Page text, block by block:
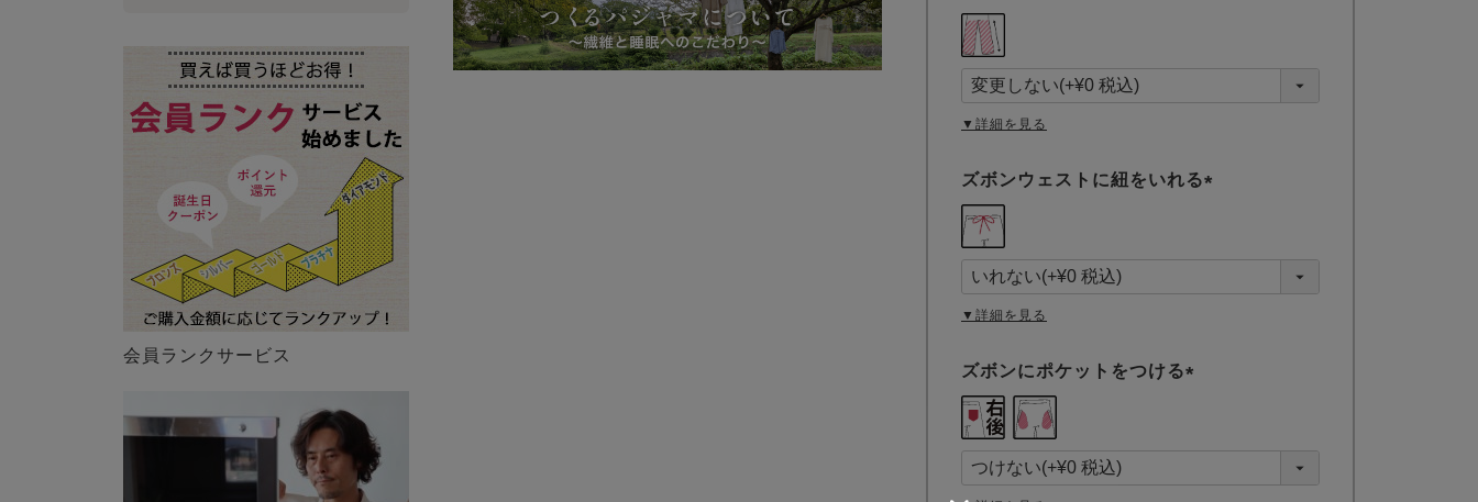
会員ランクサービス
須
)
▼詳細を見る
ズボンウェストに紐をいれる
須
)
▼詳細を見る
ズボンにポケットをつける
須
)